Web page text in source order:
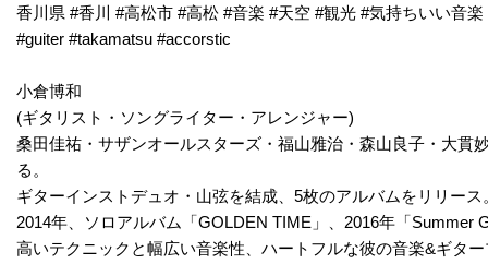
香川県 #香川 #高松市 #高松 #音楽 #天空 #観光 #気持ちいい音
#guiter #takamatsu #accorstic
小倉博和
(ギタリスト・ソングライター・アレンジャー)
桑田佳祐・サザンオールスターズ・福山雅治・森山良子・大貫
る。
ギターインストデュオ・山弦を結成、5枚のアルバムをリリース
2014年、ソロアルバム「GOLDEN TIME」、2016年「Summer
高いテクニックと幅広い音楽性、ハートフルな彼の音楽&ギタ